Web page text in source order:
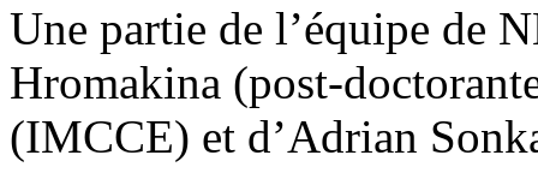
Une partie de l’équipe de
Hromakina (post-
(IMCCE) et d’Adrian